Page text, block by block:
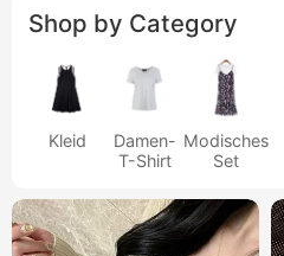
Shop by Category
Kleid
Damen-
T-Shirt
Modisches
Set